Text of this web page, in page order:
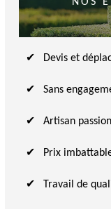
Devis et
Sans
Artisan
Prix
Travail de